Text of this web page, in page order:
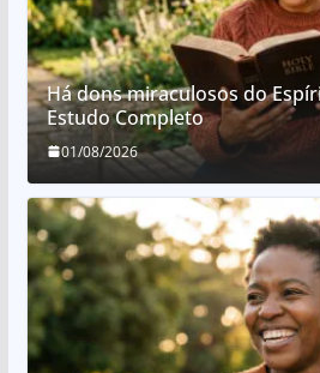
Há dons miraculosos do
Estudo Completo
01/08/2026